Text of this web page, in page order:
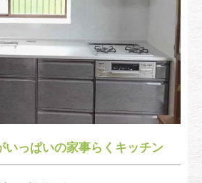
いっぱいの家事らくキッチン